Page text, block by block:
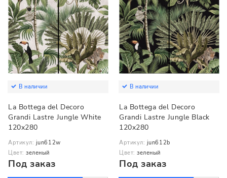
В наличии
La Bottega del Decoro
Grandi Lastre Jungle White
120x280
Артикул: jun612w
Цвет: зеленый
Под заказ
В наличии
La Bottega del Decoro
Grandi Lastre Jungle Black
120x280
Артикул: jun612b
Цвет: зеленый
Под заказ